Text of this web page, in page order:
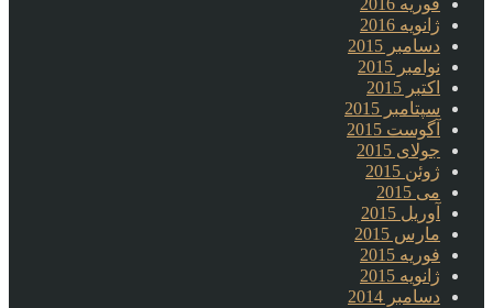
فوریه 2016
ژانویه 2016
دسامبر 2015
نوامبر 2015
اکتبر 2015
سپتامبر 2015
آگوست 2015
جولای 2015
ژوئن 2015
می 2015
آوریل 2015
مارس 2015
فوریه 2015
ژانویه 2015
دسامبر 2014